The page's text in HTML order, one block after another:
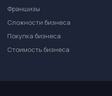
Франшизы
Сложности бизнеса
Покупка бизнеса
Стоимость бизнеса